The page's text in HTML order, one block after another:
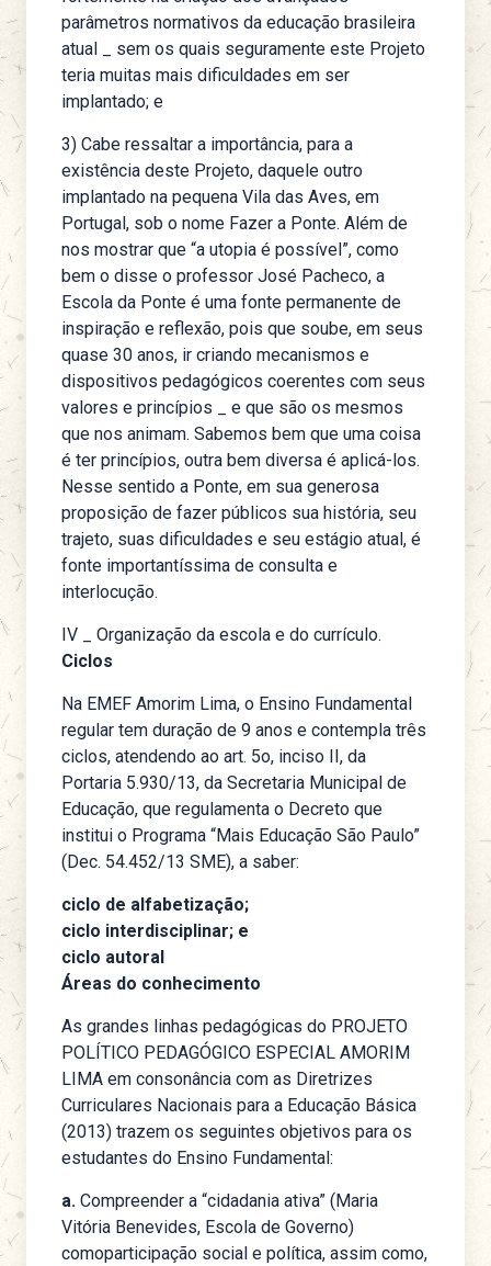
parâmetros normativos da educação brasileira
atual _ sem os quais seguramente este Projeto
teria muitas mais dificuldades em ser
implantado; e
3) Cabe ressaltar a importância, para a
existência deste Projeto, daquele outro
implantado na pequena Vila das Aves, em
Portugal, sob o nome Fazer a Ponte. Além de
nos mostrar que “a utopia é possível”, como
bem o disse o professor José Pacheco, a
Escola da Ponte é uma fonte permanente de
inspiração e reflexão, pois que soube, em seus
quase 30 anos, ir criando mecanismos e
dispositivos pedagógicos coerentes com seus
valores e princípios _ e que são os mesmos
que nos animam. Sabemos bem que uma coisa
é ter princípios, outra bem diversa é aplicá-los.
Nesse sentido a Ponte, em sua generosa
proposição de fazer públicos sua história, seu
trajeto, suas dificuldades e seu estágio atual, é
fonte importantíssima de consulta e
interlocução.
IV _ Organização da escola e do currículo.
Ciclos
Na EMEF Amorim Lima, o Ensino Fundamental
regular tem duração de 9 anos e contempla três
ciclos, atendendo ao art. 5o, inciso II, da
Portaria 5.930/13, da Secretaria Municipal de
Educação, que regulamenta o Decreto que
institui o Programa “Mais Educação São Paulo”
(Dec. 54.452/13 SME), a saber:
ciclo de alfabetização;
ciclo interdisciplinar; e
ciclo autoral
Áreas do conhecimento
As grandes linhas pedagógicas do PROJETO
POLÍTICO PEDAGÓGICO ESPECIAL AMORIM
LIMA em consonância com as Diretrizes
Curriculares Nacionais para a Educação Básica
(2013) trazem os seguintes objetivos para os
estudantes do Ensino Fundamental:
a. Compreender a “cidadania ativa” (Maria
Vitória Benevides, Escola de Governo)
comoparticipação social e política, assim como,